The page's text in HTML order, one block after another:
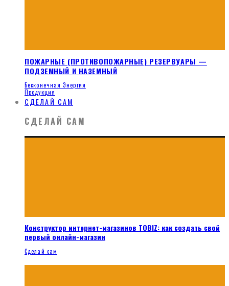
ПОЖАРНЫЕ (ПРОТИВОПОЖАРНЫЕ) РЕЗЕРВУАРЫ —
ПОДЗЕМНЫЙ И НАЗЕМНЫЙ
Бесконечная Энергия
Продукция
СДЕЛАЙ САМ
СДЕЛАЙ САМ
Конструктор интернет-магазинов TOBIZ: как создать свой
первый онлайн-магазин
Сделай сам